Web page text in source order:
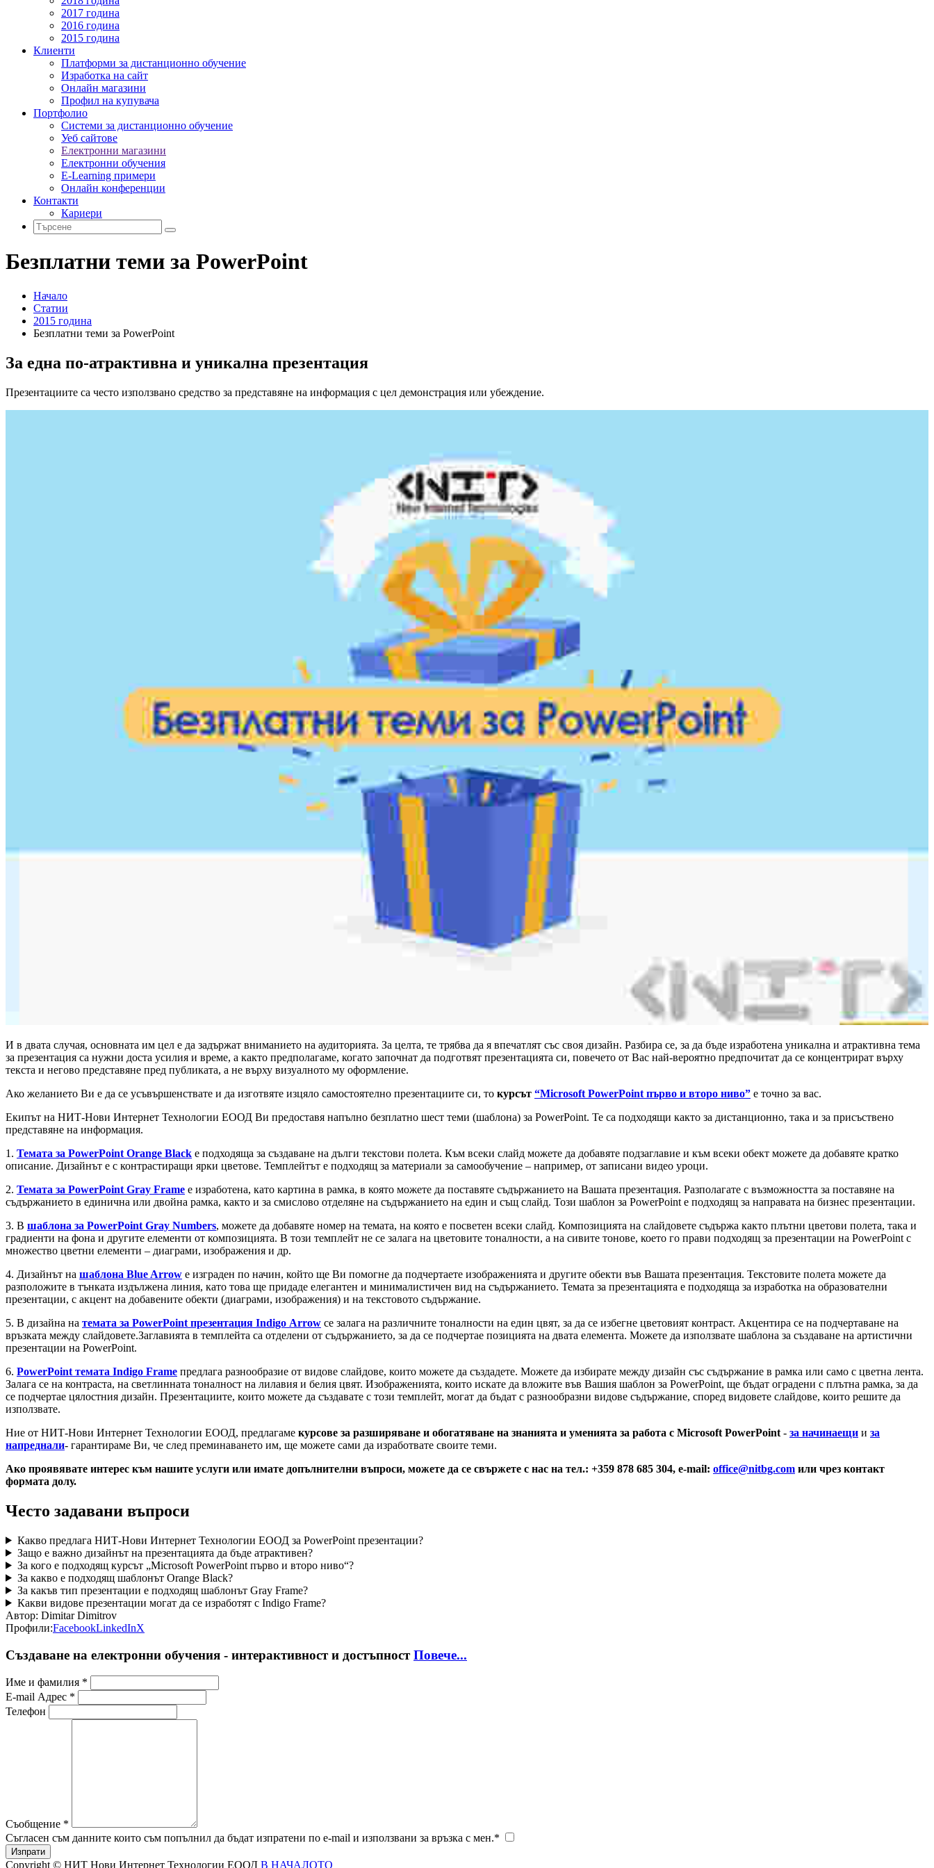
2017 година
2016 година
2015 година
Клиенти
Платформи за дистанционно обучение
Изработка на сайт
Онлайн магазини
Профил на купувача
Портфолио
Системи за дистанционно обучение
Уеб сайтове
Електронни магазини
Електронни обучения
E-Learning примери
Онлайн конференции
Контакти
Кариери
Безплатни теми за PowerPoint
Начало
Статии
2015 година
Безплатни теми за PowerPoint
За една по-атрактивна и уникална презентация
Презентациите са често използвано средство за представяне на информация с цел демонстрация или убеждение.
И в двата случая, основната им цел е да задържат вниманието на аудиторията. За целта, те трябва да я впечатлят със своя дизайн. Разбира се, за да бъде изработена уникална и атрактивна тема
за презентация са нужни доста усилия и време, а както предполагаме, когато започнат да подготвят презентацията си, повечето от Вас най-вероятно предпочитат да се концентрират върху
текста и негово представяне пред публиката, а не върху визуалното му оформление.
Ако желанието Ви е да се усъвършенствате и да изготвяте изцяло самостоятелно презентациите си, то курсът “Microsoft PowerPoint първо и второ ниво” е точно за вас.
Екипът на НИТ-Нови Интернет Технологии ЕООД Ви предоставя напълно безплатно шест теми (шаблона) за PowerPoint. Те са подходящи както за дистанционно, така и за присъствено
представяне на информация.
1. Темата за PowerPoint Orange Black е подходящa за създаване на дълги текстови полета. Към всеки слайд можете да добавяте подзаглавие и към всеки обект можете да добавяте кратко
описание. Дизайнът е с контрастиращи ярки цветове. Темплейтът е подходящ за материали за самообучение – например, от записани видео уроци.
2. Темата за PowerPoint Gray Frame е изработена, като картина в рамка, в която можете да поставяте съдържанието на Вашата презентация. Разполагате с възможността за поставяне на
съдържанието в единична или двойна рамка, както и за смислово отделяне на съдържанието на един и същ слайд. Този шаблон за PowerPoint е подходящ за направата на бизнес презентации.
3. В шаблона за PowerPoint Gray Numbers, можете да добавяте номер на темата, на която е посветен всеки слайд. Композицията на слайдовете съдържа както плътни цветови полета, така и
градиенти на фона и другите елементи от композицията. В този темплейт не се залага на цветовите тоналности, а на сивите тонове, което го прави подходящ за презентации на PowerPoint с
множество цветни елементи – диаграми, изображения и др.
4. Дизайнът на шаблона Blue Arrow е изграден по начин, който ще Ви помогне да подчертаете изображенията и другите обекти във Вашата презентация. Текстовите полета можете да
разположите в тънката издължена линия, като това ще придаде елегантен и минималистичен вид на съдържанието. Темата за презентацията е подходящa за изработка на образователни
презентации, с акцент на добавените обекти (диаграми, изображения) и на текстовото съдържание.
5. В дизайна на темата за PowerPoint презентация Indigo Arrow се залага на различните тоналности на един цвят, за да се избегне цветовият контраст. Акцентира се на подчертаване на
връзката между слайдовете.Заглавията в темплейта са отделени от съдържанието, за да се подчертае позицията на двата елемента. Можете да използвате шаблона за създаване на артистични
презентации на PowerPoint.
6. PowerPoint темата Indigo Frame предлага разнообразие от видове слайдове, които можете да създадете. Можете да избирате между дизайн със съдържание в рамка или само с цветна лента.
Залага се на контраста, на светлинната тоналност на лилавия и белия цвят. Изображенията, които искате да вложите във Вашия шаблон за PowerPoint, ще бъдат оградени с плътна рамка, за да
се подчертае цялостния дизайн. Презентациите, които можете да създавате с този темплейт, могат да бъдат с разнообразни видове съдържание, според видовете слайдове, които решите да
използвате.
Ние от НИТ-Нови Интернет Технологии ЕООД, предлагаме курсове за разширяване и обогатяване на знанията и уменията за работа с Microsoft PowerPoint - за начинаещи и за
напреднали- гарантираме Ви, че след преминаването им, ще можете сами да изработвате своите теми.
Ако проявявате интерес към нашите услуги или имате допълнителни въпроси, можете да се свържете с нас на тел.: +359 878 685 304, e-mail: office@nitbg.com или чрез контакт
формата долу.
Често задавани въпроси
Какво предлага НИТ-Нови Интернет Технологии ЕООД за PowerPoint презентации?
Защо е важно дизайнът на презентацията да бъде атрактивен?
За кого е подходящ курсът „Microsoft PowerPoint първо и второ ниво“?
За какво е подходящ шаблонът Orange Black?
За какъв тип презентации е подходящ шаблонът Gray Frame?
Какви видове презентации могат да се изработят с Indigo Frame?
Автор: Dimitar Dimitrov
Профили:FacebookLinkedInX
Създаване на електронни обучения - интерактивност и достъпностПовече...
Име и фамилия *
E-mail Адрес *
Телефон
Съобщение *
Съгласен съм данните които съм попълнил да бъдат изпратени по e-mail и използвани за връзка с мен.*
Copyright © НИТ Нови Интернет Технологии ЕООД В НАЧАЛОТО